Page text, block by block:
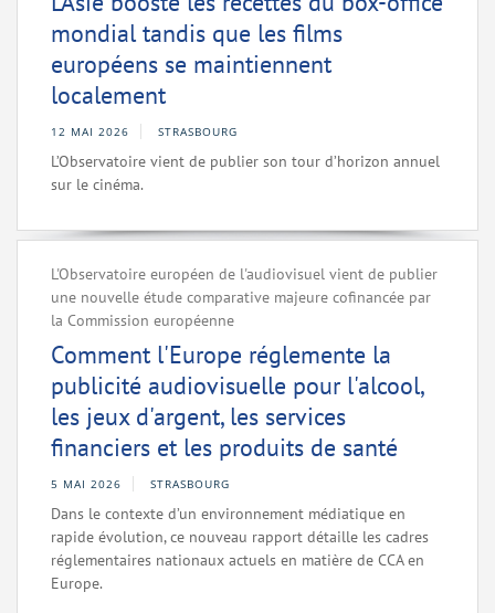
mondial tandis que les films
européens se maintiennent
localement
12 MAI 2026 STRASBOURG
L’Observatoire vient de publier son tour d’horizon annuel
sur le cinéma.
L'Observatoire européen de l'audiovisuel vient de publier
une nouvelle étude comparative majeure cofinancée par
la Commission européenne
Comment l'Europe réglemente la
publicité audiovisuelle pour l'alcool,
les jeux d'argent, les services
financiers et les produits de santé
5 MAI 2026 STRASBOURG
Dans le contexte d’un environnement médiatique en
rapide évolution, ce nouveau rapport détaille les cadres
réglementaires nationaux actuels en matière de CCA en
Europe.